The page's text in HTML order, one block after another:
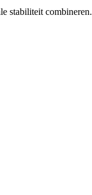
stabiliteit combineren.